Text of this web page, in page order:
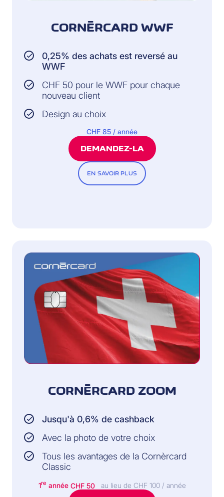
CORNÈRCARD WWF
0,25% des achats est reversé au
WWF
CHF 50 pour le WWF pour chaque
nouveau client
Design au choix
CHF 85 / année
DEMANDEZ-LA
EN SAVOIR PLUS
CORNÈRCARD ZOOM
Jusqu'à 0,6% de cashback
Avec la photo de votre choix
Tous les avantages de la Cornèrcard
Classic
1re année CHF 50 au lieu de CHF 100 / année